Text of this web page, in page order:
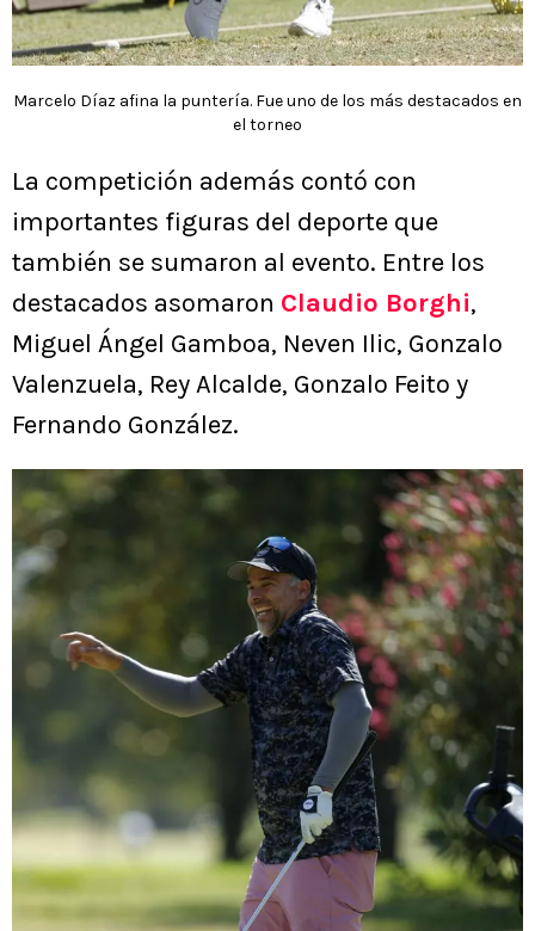
Marcelo Díaz afina la puntería. Fue uno de los más destacados en
el torneo
La competición además contó con
importantes figuras del deporte que
también se sumaron al evento. Entre los
destacados asomaron Claudio Borghi,
Miguel Ángel Gamboa, Neven Ilic, Gonzalo
Valenzuela, Rey Alcalde, Gonzalo Feito y
Fernando González.